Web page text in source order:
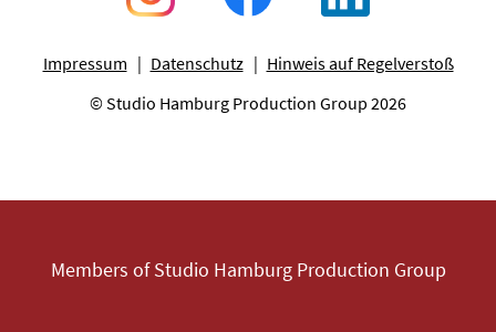
Impressum Datenschutz
Hinweis auf Regelverstoß
© Studio Hamburg Production Group 2026
Members of Studio Hamburg Production Group